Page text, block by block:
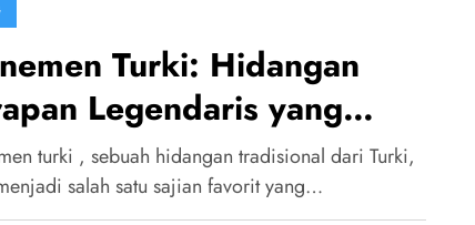
Turki: Hidangan
Legendaris yang
Selera
turki , sebuah hidangan tradisional dari Turki,
salah satu sajian favorit yang…